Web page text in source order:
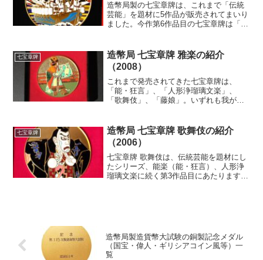
造幣局製の七宝章牌は、これまで「伝統
芸能」を題材に5作品が販売されてまいり
ました。今作第6作品目の七宝章牌は「天
れることとなりました。これまで販売さ
れてきた七宝章牌と同様...
七宝章牌
造幣局 七宝章牌 雅楽の紹介
（2008）
これまで発売されてきた七宝章牌は、
「能・狂言」、「人形浄瑠璃文楽」、
「歌舞伎」、「藤娘」。いずれも我が国
統芸能であり、ユネスコの世界の無形遺
産保護の一環である「人類の...
七宝章牌
造幣局 七宝章牌 歌舞伎の紹介
（2006）
七宝章牌 歌舞伎は、伝統芸能を題材にし
たシリーズ、能楽（能・狂言）、人形浄
瑠璃文楽に続く第3作品目にあたります。
造幣局製造貨幣大試験の銅製記念メダル
（国宝・偉人・ギリシアコイン風等）一
覧